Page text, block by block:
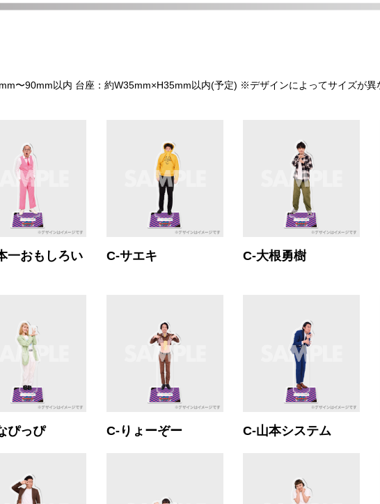
〜90mm以内 台座：約W35mm×H35mm以内(予定) ※デザインによってサイズが異
一おもしろい
C-サエキ C-大根勇樹
ぴっぴ C-りょーぞー C-山本システム